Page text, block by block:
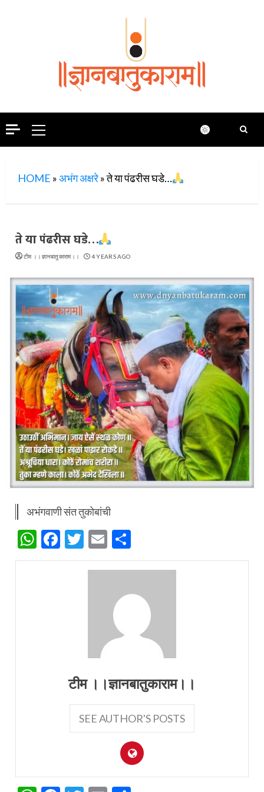
Primary
Menu
HOME »अभंग अक्षरे»ते या पंढरीस घडे…
ते या पंढरीस घडे…
टीम ।।ज्ञानबातुकाराम।। 4 YEARS AGO
अभंगवाणी संत तुकोबांची
WhatsApp
Facebook
Twitter
Email
टीम ।।ज्ञानबातुकाराम।।
SEE AUTHOR'S POSTS